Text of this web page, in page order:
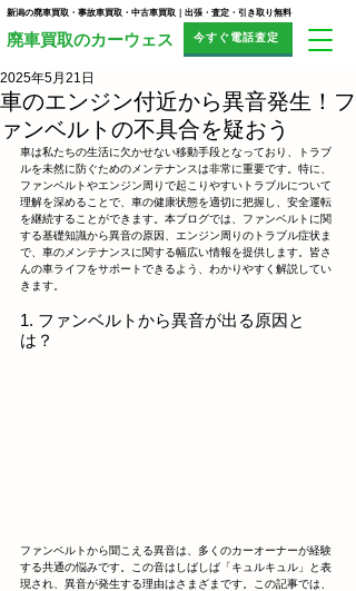
今すぐ電話査定
​廃車買取のカーウェス
新潟の廃車買取・事故車買取・中古車買取｜出張・査定・引き取り無料
車のエンジン付近から異音発生！フ
ァンベルトの不具合を疑おう
2025年5月21日
車は私たちの生活に欠かせない移動手段となっており、トラブ
ルを未然に防ぐためのメンテナンスは非常に重要です。特に、
ファンベルトやエンジン周りで起こりやすいトラブルについて
理解を深めることで、車の健康状態を適切に把握し、安全運転
を継続することができます。本ブログでは、ファンベルトに関
する基礎知識から異音の原因、エンジン周りのトラブル症状ま
で、車のメンテナンスに関する幅広い情報を提供します。皆さ
んの車ライフをサポートできるよう、わかりやすく解説してい
きます。
1. ファンベルトから異音が出る原因と
は？
ファンベルトから聞こえる異音は、多くのカーオーナーが経験
する共通の悩みです。この音はしばしば「キュルキュル」と表
現され、異音が発生する理由はさまざまです。この記事では、